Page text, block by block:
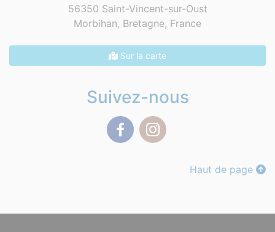
56350 Saint-Vincent-sur-Oust
Morbihan, Bretagne, France
Sur la carte
Suivez-nous
Haut de page